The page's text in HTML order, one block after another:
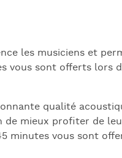
les musiciens et
vous sont offerts lors
qualité
de mieux profiter de
minutes vous sont